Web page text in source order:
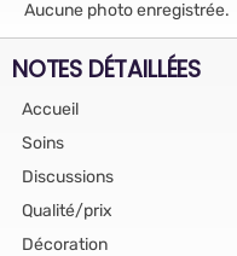
Aucune photo enregistrée.
NOTES DÉTAILLÉES
Accueil
Soins
Discussions
Qualité/prix
Décoration